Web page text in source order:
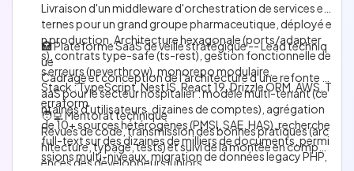
Livraison d'un middleware d'orchestration de services ex
ternes pour un grand groupe pharmaceutique, déployé e
n production. Architecture hexagonale (ports/adapter
s), contrats type-safe (ts-rest), gestion fonctionnelle de
s erreurs (neverthrow), monorepo modulaire.
Stack : TypeScript, NestJS, React 19, Drizzle ORM, AWS, T
erraform
🏥 Plateforme SaaS de veille stratégique -- Lead techniq
ue
Cadrage et conception de l'architecture d'une refonte S
aaS pour le secteur hospitalier : modèle multi-tenant (ce
ntaines d'utilisateurs, dizaines de comptes), agrégation
de 10+ sources hétérogènes (PMSI, SAE, HAS), recherche
full-text sur des dizaines de milliers de documents, permi
ssions multi-niveaux, migration de données legacy PHP,
🧑‍💻 Mentorat technique
Revues de code, transmission des bonnes pratiques (arc
hitecture, typage, tests) et suivi de la montée en compét
ences des développeurs juniors.